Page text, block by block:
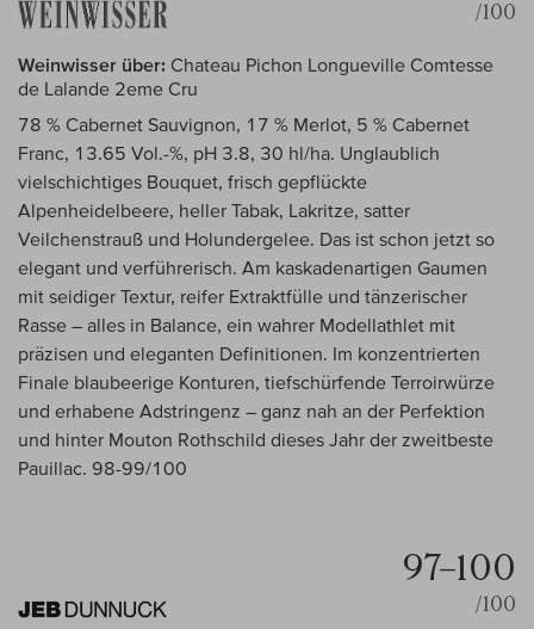
/100
Weinwisser über: Chateau Pichon Longueville Comtesse
de Lalande 2eme Cru
78 % Cabernet Sauvignon, 17 % Merlot, 5 % Cabernet
Franc, 13.65 Vol.-%, pH 3.8, 30 hl/ha. Unglaublich
vielschichtiges Bouquet, frisch gepflückte
Alpenheidelbeere, heller Tabak, Lakritze, satter
Veilchenstrauß und Holundergelee. Das ist schon jetzt so
elegant und verführerisch. Am kaskadenartigen Gaumen
mit seidiger Textur, reifer Extraktfülle und tänzerischer
Rasse – alles in Balance, ein wahrer Modellathlet mit
präzisen und eleganten Definitionen. Im konzentrierten
Finale blaubeerige Konturen, tiefschürfende Terroirwürze
und erhabene Adstringenz – ganz nah an der Perfektion
und hinter Mouton Rothschild dieses Jahr der zweitbeste
Pauillac. 98-99/100
97–100
/100